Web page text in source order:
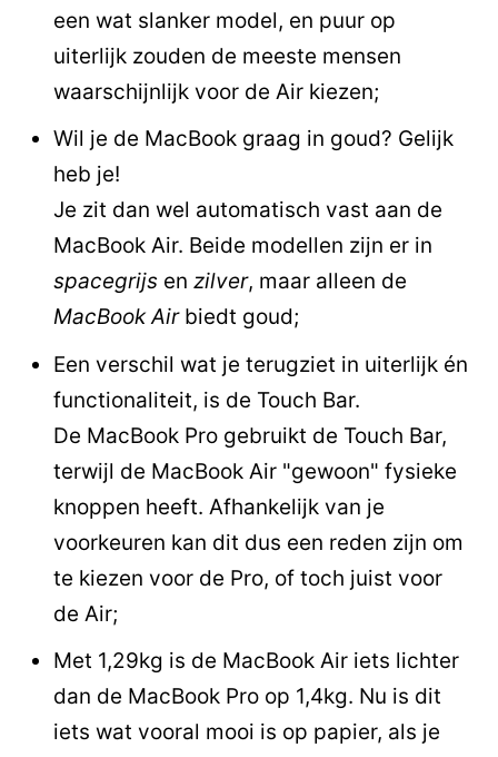
een wat slanker model, en puur op
uiterlijk zouden de meeste mensen
waarschijnlijk voor de Air kiezen;
Wil je de MacBook graag in goud? Gelijk
heb je!
Je zit dan wel automatisch vast aan de
MacBook Air. Beide modellen zijn er in
spacegrijs en zilver, maar alleen de
MacBook Airbiedt goud;
Een verschil wat je terugziet in uiterlijk én
functionaliteit, is de Touch Bar.
De MacBook Pro gebruikt de Touch Bar,
terwijl de MacBook Air "gewoon" fysieke
knoppen heeft. Afhankelijk van je
voorkeuren kan dit dus een reden zijn om
te kiezen voor de Pro, of toch juist voor
de Air;
Met 1,29kg is de MacBook Air iets lichter
dan de MacBook Pro op 1,4kg. Nu is dit
iets wat vooral mooi is op papier, als je